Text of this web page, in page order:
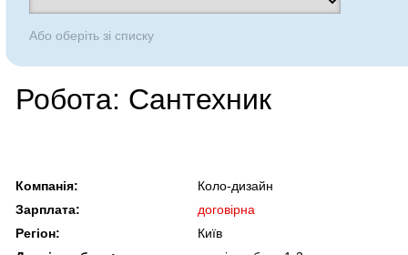
Або оберіть зі списку
Робота: Сантехник
Компанія:
Коло-дизайн
Зарплата:
договірна
Регіон:
Київ